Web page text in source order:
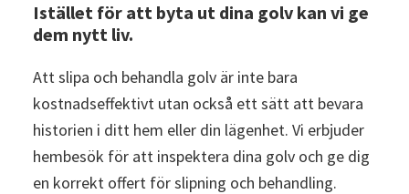
Istället för att byta ut dina golv kan vi ge
dem nytt liv.
Att slipa och behandla golv är inte bara
kostnadseffektivt utan också ett sätt att bevara
historien i ditt hem eller din lägenhet. Vi erbjuder
hembesök för att inspektera dina golv och ge dig
en korrekt offert för slipning och behandling.